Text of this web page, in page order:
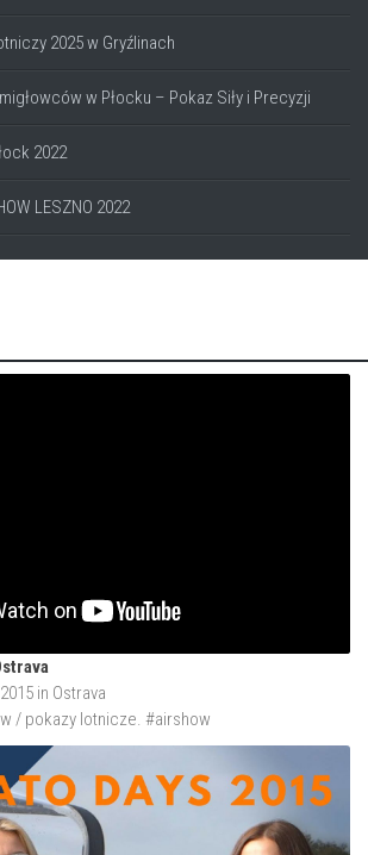
2025 w Gryźlinach
w Płocku – Pokaz Siły i Precyzji
2022
LESZNO 2022
in Ostrava
/ pokazy lotnicze. #airshow